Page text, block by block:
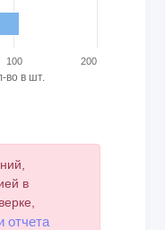
во в шт.
100 200
в
отчета